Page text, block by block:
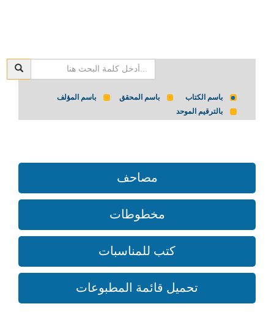
باسم الكتاب باسم المحقق
باسم المؤلف
بالترقيم الموحد
مصاحف
مخطوطات
كتب للمناسبات
تحميل قائمة المطبوعات